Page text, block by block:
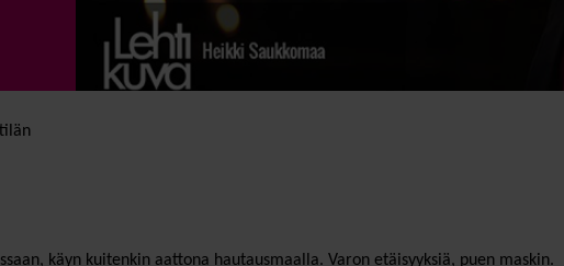
käyn kuitenkin aattona hautausmaalla. Varon etäisyyksiä, puen maskin.